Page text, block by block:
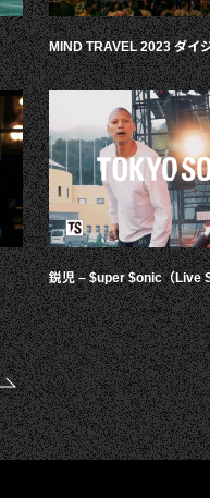
MIND TRAVEL 2023 ダイ
鋭児 – $uper $onic（Live